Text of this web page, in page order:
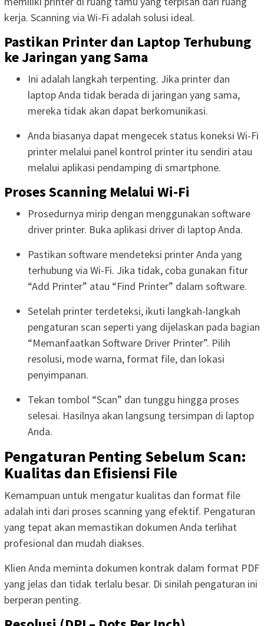
kerja. Scanning via Wi-Fi adalah solusi ideal.
Pastikan Printer dan Laptop Terhubung
ke Jaringan yang Sama
Ini adalah langkah terpenting. Jika printer dan
laptop Anda tidak berada di jaringan yang sama,
mereka tidak akan dapat berkomunikasi.
Anda biasanya dapat mengecek status koneksi Wi-Fi
printer melalui panel kontrol printer itu sendiri atau
melalui aplikasi pendamping di smartphone.
Proses Scanning Melalui Wi-Fi
Prosedurnya mirip dengan menggunakan software
driver printer. Buka aplikasi driver di laptop Anda.
Pastikan software mendeteksi printer Anda yang
terhubung via Wi-Fi. Jika tidak, coba gunakan fitur
“Add Printer” atau “Find Printer” dalam software.
Setelah printer terdeteksi, ikuti langkah-langkah
pengaturan scan seperti yang dijelaskan pada bagian
“Memanfaatkan Software Driver Printer”. Pilih
resolusi, mode warna, format file, dan lokasi
penyimpanan.
Tekan tombol “Scan” dan tunggu hingga proses
selesai. Hasilnya akan langsung tersimpan di laptop
Anda.
Pengaturan Penting Sebelum Scan:
Kualitas dan Efisiensi File
Kemampuan untuk mengatur kualitas dan format file
adalah inti dari proses scanning yang efektif. Pengaturan
yang tepat akan memastikan dokumen Anda terlihat
profesional dan mudah diakses.
Klien Anda meminta dokumen kontrak dalam format PDF
yang jelas dan tidak terlalu besar. Di sinilah pengaturan ini
berperan penting.